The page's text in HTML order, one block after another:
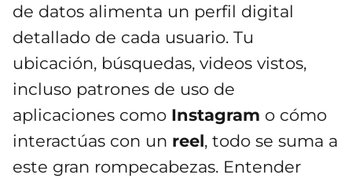
de datos alimenta un perfil digital
detallado de cada usuario. Tu
ubicación, búsquedas, videos vistos,
incluso patrones de uso de
aplicaciones como Instagram o cómo
interactúas con un reel, todo se suma a
este gran rompecabezas. Entender